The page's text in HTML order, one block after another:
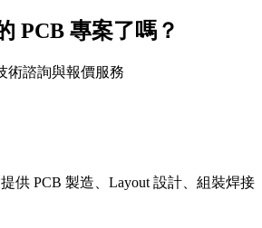
PCB 專案了嗎？
術諮詢與報價服務
供 PCB 製造、Layout 設計、組裝焊接